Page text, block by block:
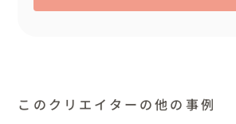
このクリエイターの他の事例